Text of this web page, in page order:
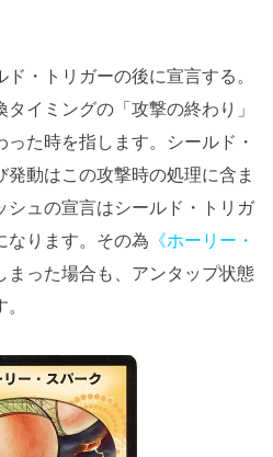
・トリガーの後に宣言する。
イミングの「攻撃の終わり」
た時を指します。シールド・
発動はこの攻撃時の処理に含ま
シュの宣言はシールド・トリガ
なります。その為 《ホーリー・
まった場合も、アンタップ状態